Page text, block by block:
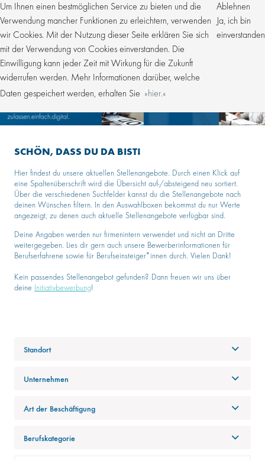
Um Ihnen einen bestmöglichen Service zu bieten und die
Verwendung mancher Funktionen zu erleichtern, verwenden
wir Cookies. Mit der Nutzung dieser Seite erklären Sie sich
mit der Verwendung von Cookies einverstanden. Die
Einwilligung kann jeder Zeit mit Wirkung für die Zukunft
widerrufen werden. Mehr Informationen darüber, welche
Daten gespeichert werden, erhalten Sie
hier.
Ablehnen
Ja, ich bin
einverstanden
SCHÖN, DASS DU DA BIST!
Hier findest du unsere aktuellen Stellenangebote. Durch einen Klick auf
eine Spaltenüberschrift wird die Übersicht auf-/absteigend neu sortiert.
Über die verschiedenen Suchfelder kannst du die Stellenangebote nach
deinen Wünschen filtern. In den Auswahlboxen bekommst du nur Werte
angezeigt, zu denen auch aktuelle Stellenangebote verfügbar sind.
Deine Angaben werden nur firmenintern verwendet und nicht an Dritte
weitergegeben. Lies dir gern auch unsere Bewerberinformationen für
Berufserfahrene sowie für Berufseinsteiger*innen durch. Vielen Dank!
Kein passendes Stellenangebot gefunden? Dann freuen wir uns über
deine
Initiativbewerbung!
Standort
Unternehmen
Art der Beschäftigung
Berufskategorie